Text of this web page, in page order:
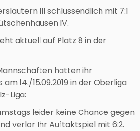
III schlussendlich mit 7:1
IV.
aktuell auf Platz 8 in der
hatten ihr
14./15.09.2019 in der Oberliga
Liga:
leider keine Chance gegen
verlor Ihr Auftaktspiel mit 6:2.